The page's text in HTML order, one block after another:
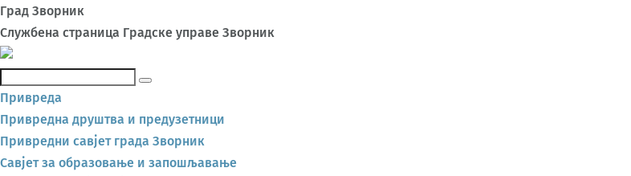
Град Зворник
Службена страница Градске управе Зворник
Претражи
Привреда
Привредна друштва и предузетници
Привредни савјет града Зворник
Савјет за образовање и запошљавање